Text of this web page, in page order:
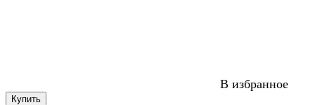
В избранное
Купить